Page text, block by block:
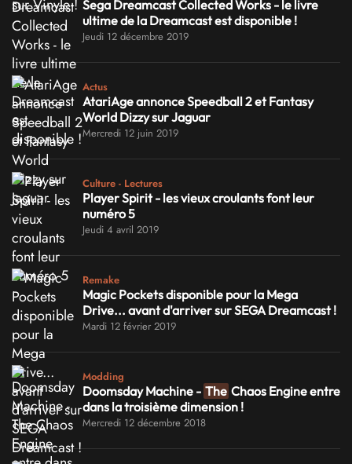
Sega Dreamcast Collected Works - le livre
ultime de la Dreamcast est disponible !
Jeudi 12 décembre 2019
Actus
AtariAge annonce Speedball 2 et Fantasy
World Dizzy sur Jaguar
Mercredi 12 juin 2019
Culture - Lectures
Player Spirit - les vieux croulants font leur
numéro 5
Jeudi 4 avril 2019
Remake
Magic Pockets disponible pour la Mega
Drive... avant d'arriver sur SEGA Dreamcast !
Mardi 12 février 2019
Modding
Doomsday Machine - The Chaos Engine entre
dans la troisième dimension !
Mercredi 12 décembre 2018